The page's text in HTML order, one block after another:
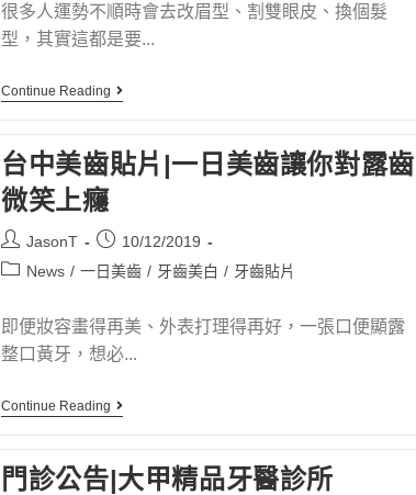
很多人運勢不順時會去改眉型、割雙眼皮、換個髮
型，其實這都是要...
Continue Reading
台中美齒貼片|一日美齒讓你對露齒
微笑上癮
JasonT
10/12/2019
News / 一日美齒 / 牙齒美白 / 牙齒貼片
即便妝容畫得再美、外表打理得再好，一張口便顯露
整口黃牙，想必...
Continue Reading
門診公告|大甲精品牙醫診所